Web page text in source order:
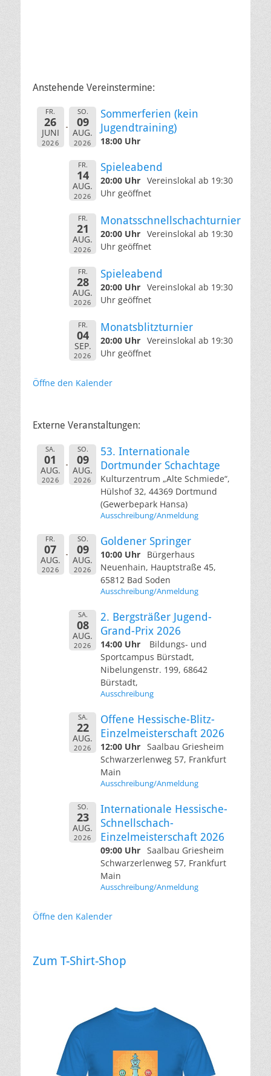
Anstehende Vereinstermine:
FR.
26
JUNI
2026
SO.
09
AUG.
2026
Sommerferien (kein
Jugendtraining)
18:00 Uhr
FR.
14
AUG.
2026
Spieleabend
20:00 Uhr Vereinslokal ab 19:30
Uhr geöffnet
FR.
21
AUG.
2026
Monatsschnellschachturnier
20:00 Uhr Vereinslokal ab 19:30
Uhr geöffnet
FR.
28
AUG.
2026
Spieleabend
20:00 Uhr Vereinslokal ab 19:30
Uhr geöffnet
FR.
04
SEP.
2026
Monatsblitzturnier
20:00 Uhr Vereinslokal ab 19:30
Uhr geöffnet
Öffne den Kalender
Externe Veranstaltungen:
SA.
01
AUG.
2026
SO.
09
AUG.
2026
53. Internationale
Dortmunder Schachtage
Kulturzentrum „Alte Schmiede“,
Hülshof 32, 44369 Dortmund
(Gewerbepark Hansa)
Ausschreibung/Anmeldung
FR.
07
AUG.
2026
SO.
09
AUG.
2026
Goldener Springer
10:00 Uhr
Bürgerhaus
Neuenhain, Hauptstraße 45,
65812 Bad Soden
Ausschreibung/Anmeldung
SA.
08
AUG.
2026
2. Bergsträßer Jugend-
Grand-Prix 2026
14:00 Uhr
Bildungs- und
Sportcampus Bürstadt,
Nibelungenstr. 199, 68642
Bürstadt,
Ausschreibung
SA.
22
AUG.
2026
Offene Hessische-Blitz-
Einzelmeisterschaft 2026
12:00 Uhr Saalbau Griesheim
Schwarzerlenweg 57, Frankfurt
Main
Ausschreibung/Anmeldung
SO.
23
AUG.
2026
Internationale Hessische-
Schnellschach-
Einzelmeisterschaft 2026
09:00 Uhr Saalbau Griesheim
Schwarzerlenweg 57, Frankfurt
Main
Ausschreibung/Anmeldung
Öffne den Kalender
Zum T-Shirt-Shop